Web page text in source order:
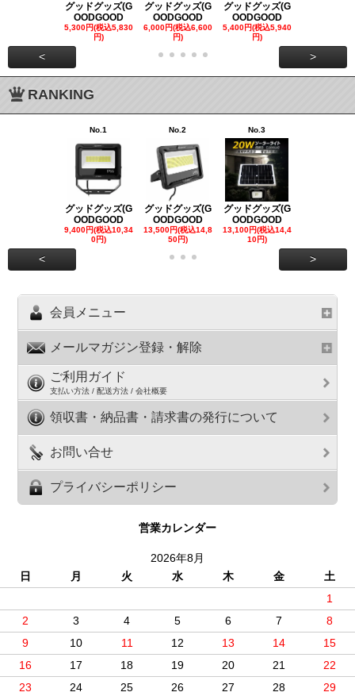
グッドグッズ(G
OODGOOD
5,300円(税込5,830
円)
グッドグッズ(G
OODGOOD
6,000円(税込6,600
円)
グッドグッズ(G
OODGOOD
5,400円(税込5,940
円)
< >
RANKING
No.1
グッドグッズ(G
OODGOOD
9,400円(税込10,34
0円)
No.2
グッドグッズ(G
OODGOOD
13,500円(税込14,8
50円)
No.3
グッドグッズ(G
OODGOOD
13,100円(税込14,4
10円)
< >
会員メニュー
メールマガジン登録・解除
ご利用ガイド
支払い方法 / 配送方法 / 会社概要
領収書・納品書・請求書の発行について
お問い合せ
プライバシーポリシー
営業カレンダー
2026年8月
日
月 火 水 木 金
土
1
2
3 4 5 6 7
8
9
10 11 12 13 14
15
16
17 18 19 20 21
22
23
24 25 26 27 28 29